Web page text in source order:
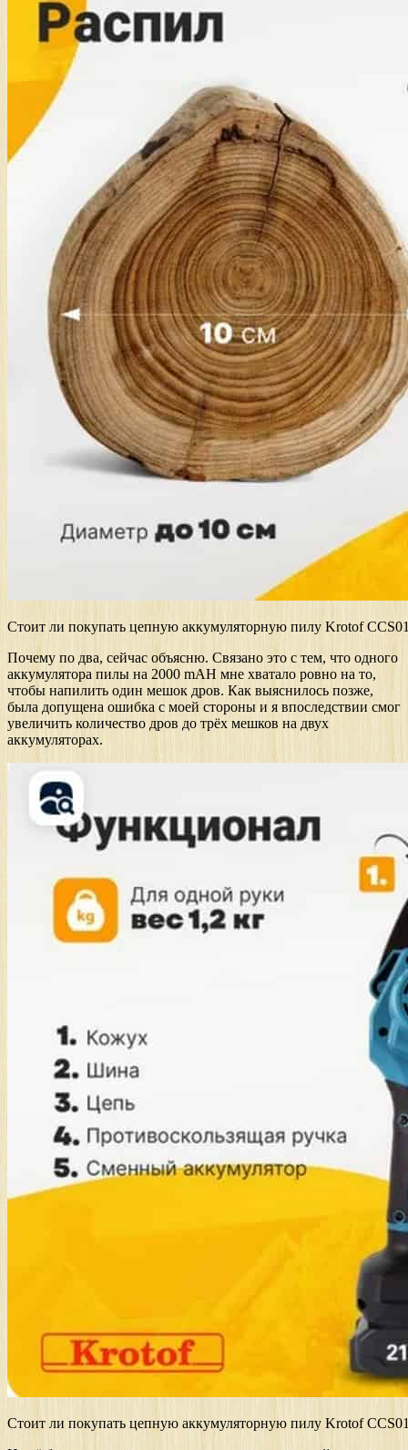
Стоит ли покупать цепную аккумуляторную пилу Krotof
Почему по два, сейчас объясню. Связано это с тем, что одного
аккумулятора пилы на 2000 mAH мне хватало ровно на то,
чтобы напилить один мешок дров. Как выяснилось позже,
была допущена ошибка с моей стороны и я впоследствии смог
увеличить количество дров до трёх мешков на двух
аккумуляторах.
Стоит ли покупать цепную аккумуляторную пилу Krotof